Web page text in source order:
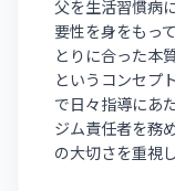
父を生活習慣病
要性を身をもっ
とりに合った本
というコンセプ
で日々指導にあ
ジム責任者を務
の大切さを重視